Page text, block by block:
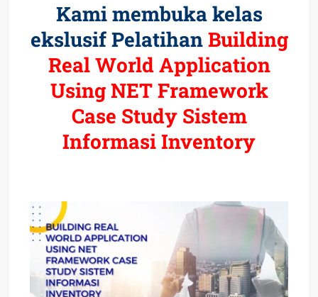
Kami membuka kelas
ekslusif PelatihanBuilding
Real World Application
Using NET Framework
Case Study Sistem
Informasi Inventory